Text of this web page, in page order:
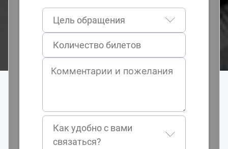
Цель обращения
Как удобно с вами
связаться?